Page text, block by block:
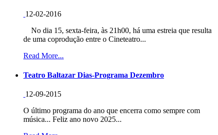
12-02-2016
No dia 15, sexta-feira, às 21h00, há uma estreia que resulta
de uma coprodução entre o Cineteatro...
Read More...
Teatro Baltazar Dias-Programa Dezembro
12-09-2015
O último programa do ano que encerra como sempre com
música... Feliz ano novo 2025...